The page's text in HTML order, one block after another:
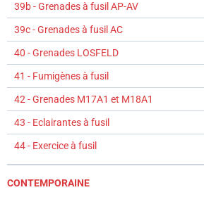
39b - Grenades à fusil AP-AV
39c - Grenades à fusil AC
40 - Grenades LOSFELD
41 - Fumigènes à fusil
42 - Grenades M17A1 et M18A1
43 - Eclairantes à fusil
44 - Exercice à fusil
CONTEMPORAINE